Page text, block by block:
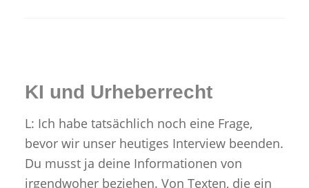
KI und Urheberrecht
L: Ich habe tatsächlich noch eine Frage,
bevor wir unser heutiges Interview beenden.
Du musst ja deine Informationen von
irgendwoher beziehen. Von Texten, die ein